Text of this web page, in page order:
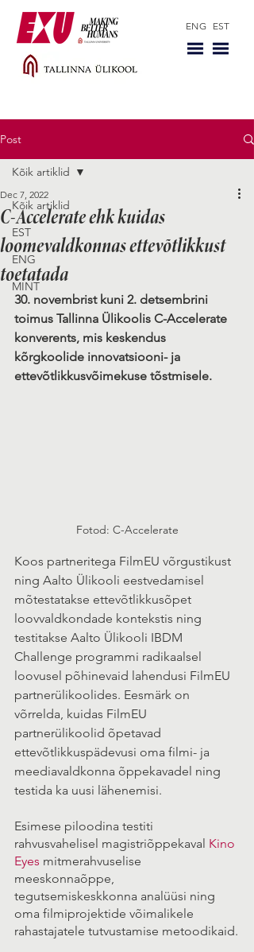
ENG EST
Post
Kõik artiklid
EST
ENG
MINT
Kõik artiklid
C-Accelerate ehk kuidas
loomevaldkonnas ettevõtlikkust
toetatada
Dec 7, 2022
30. novembrist kuni 2. detsembrini
toimus Tallinna Ülikoolis C-Accelerate
konverents, mis keskendus
kõrgkoolide innovatsiooni- ja
ettevõtlikkusvõimekuse tõstmisele.
Fotod: C-Accelerate
Koos partneritega FilmEU võrgustikust
ning Aalto Ülikooli eestvedamisel
mõtestatakse ettevõtlikkusõpet
loovvaldkondade kontekstis ning
testitakse Aalto Ülikooli IBDM
Challenge programmi radikaalsel
loovusel põhinevaid lahendusi FilmEU
partnerülikoolides. Eesmärk on
võrrelda, kuidas FilmEU
partnerülikoolid õpetavad
ettevõtlikkuspädevusi oma filmi- ja
meediavaldkonna õppekavadel ning
testida ka uusi lähenemisi.
Esimese piloodina testiti
rahvusvahelisel magistriõppekaval Kino
Eyes mitmerahvuselise
meeskonnaõppe,
tegutsemiskeskkonna analüüsi ning
oma filmiprojektide võimalikele
rahastajatele tutvustamise metoodikaid.